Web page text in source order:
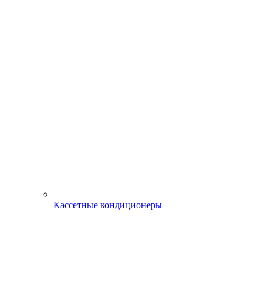
Кассетные кондиционеры